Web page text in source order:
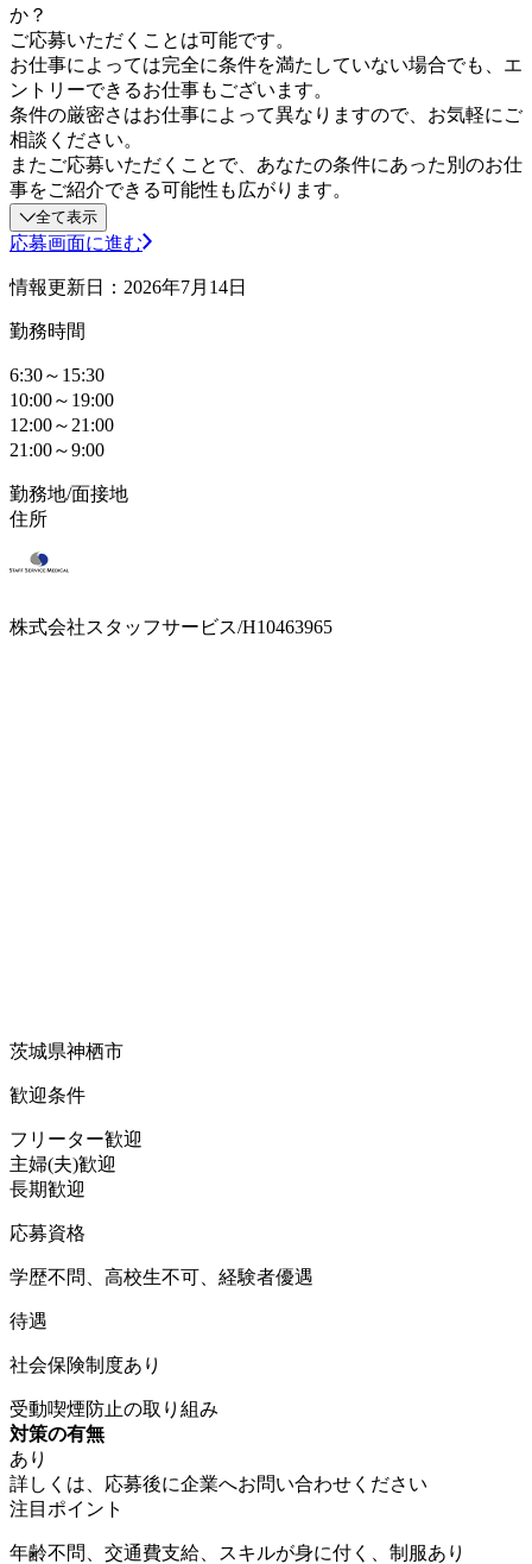
か？
ご応募いただくことは可能です。
お仕事によっては完全に条件を満たしていない場合でも、エ
ントリーできるお仕事もございます。
条件の厳密さはお仕事によって異なりますので、お気軽にご
相談ください。
またご応募いただくことで、あなたの条件にあった別のお仕
事をご紹介できる可能性も広がります。
全て表示
応募画面に進む
情報更新日：2026年7月14日
勤務時間
6:30～15:30
10:00～19:00
12:00～21:00
21:00～9:00
勤務地/面接地
住所
株式会社スタッフサービス/H10463965
茨城県神栖市
歓迎条件
フリーター歓迎
主婦(夫)歓迎
長期歓迎
応募資格
学歴不問、高校生不可、経験者優遇
待遇
社会保険制度あり
受動喫煙防止の取り組み
対策の有無
あり
詳しくは、応募後に企業へお問い合わせください
注目ポイント
年齢不問、交通費支給、スキルが身に付く、制服あり